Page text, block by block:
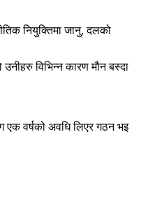
नियुक्तिमा जानु, दलको
विभिन्न कारण मौन बस्दा
एक वर्षको अवधि लिएर गठन भइ